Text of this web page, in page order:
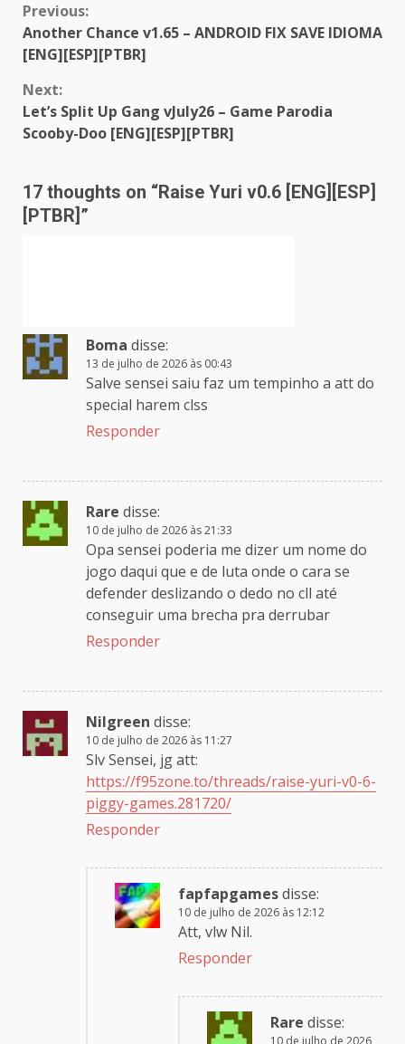
Continue
Reading
Previous:
Another Chance v1.65 – ANDROID FIX SAVE IDIOMA
[ENG][ESP][PTBR]
Next:
Let’s Split Up Gang vJuly26 – Game Parodia
Scooby-Doo [ENG][ESP][PTBR]
17 thoughts on “Raise Yuri v0.6 [ENG][ESP]
[PTBR] ”
Boma disse:
13 de julho de 2026 às 00:43
Salve sensei saiu faz um tempinho a att do
special harem clss
Responder
Rare disse:
10 de julho de 2026 às 21:33
Opa sensei poderia me dizer um nome do
jogo daqui que e de luta onde o cara se
defender deslizando o dedo no cll até
conseguir uma brecha pra derrubar
Responder
Nilgreen disse:
10 de julho de 2026 às 11:27
Slv Sensei, jg att:
https://f95zone.to/threads/raise-yuri-v0-6-
piggy-games.281720/
Responder
fapfapgamesdisse:
10 de julho de 2026 às 12:12
Att, vlw Nil.
Responder
Rare disse: